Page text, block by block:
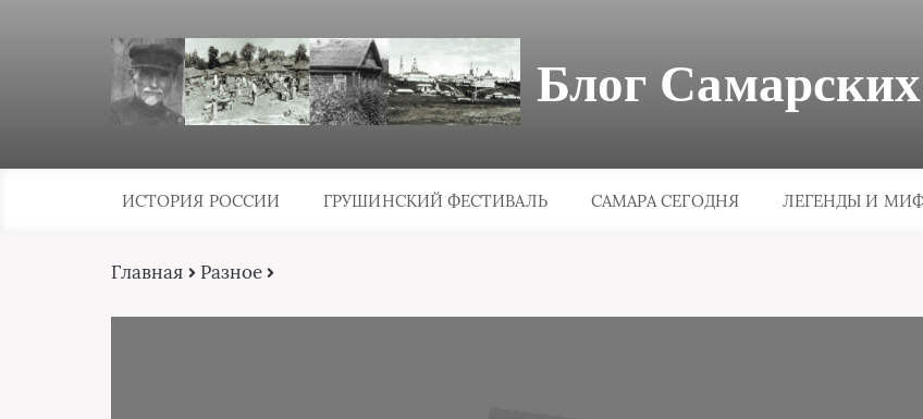
Блог
ИСТОРИЯ РОССИИ ГРУШИНСКИЙ ФЕСТИВАЛЬ САМАРА СЕГОДНЯ ЛЕГЕНДЫ И
Главная Разное